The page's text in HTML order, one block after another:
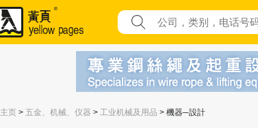
主页 > 五金、机械、仪器 > 工业机械及用品 > 機器─設計